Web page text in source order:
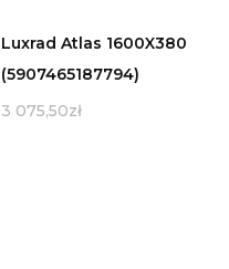
Luxrad Atlas 1600X380
(5907465187794)
3 075,50zł